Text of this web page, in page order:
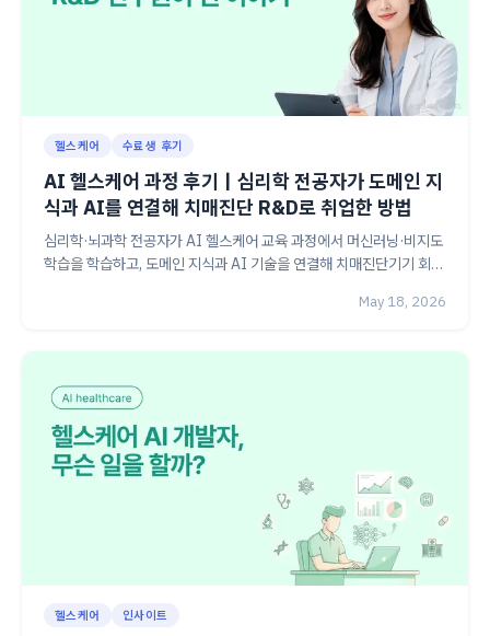
헬스케어 수료생 후기
AI 헬스케어 과정 후기｜심리학 전공자가 도메인 지
식과 AI를 연결해 치매진단 R&D로 취업한 방법
심리학·뇌과학 전공자가 AI 헬스케어 교육 과정에서 머신러닝·비지도
학습을 학습하고, 도메인 지식과 AI 기술을 연결해 치매진단기기 회사
May 18, 2026
헬스케어 인사이트